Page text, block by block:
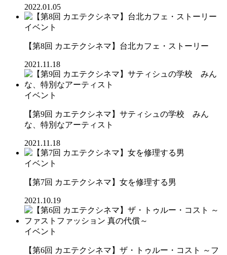
2022.01.05
イベント
【第8回 カエテクシネマ】台北カフェ・ストーリー
2021.11.18
イベント
【第9回 カエテクシネマ】サティシュの学校 みん
な、特別なアーティスト
2021.11.18
イベント
【第7回 カエテクシネマ】女を修理する男
2021.10.19
イベント
【第6回 カエテクシネマ】ザ・トゥルー・コスト ～フ